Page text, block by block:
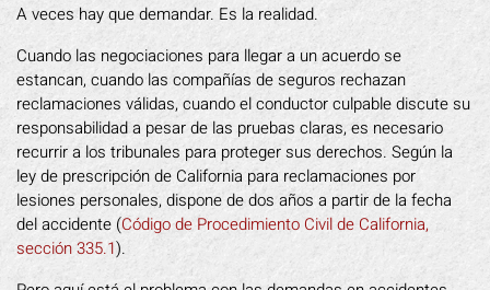
A veces hay que demandar. Es la realidad.
Cuando las negociaciones para llegar a un acuerdo se
estancan, cuando las compañías de seguros rechazan
reclamaciones válidas, cuando el conductor culpable discute su
responsabilidad a pesar de las pruebas claras, es necesario
recurrir a los tribunales para proteger sus derechos. Según la
ley de prescripción de California para reclamaciones por
lesiones personales, dispone de dos años a partir de la fecha
del accidente (Código de Procedimiento Civil de California,
sección 335.1).